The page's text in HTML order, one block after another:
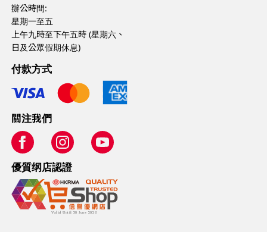
辦公時間:
星期一至五
上午九時至下午五時 (星期六、
日及公眾假期休息)
付款方式
關注我們
優質纲店認證